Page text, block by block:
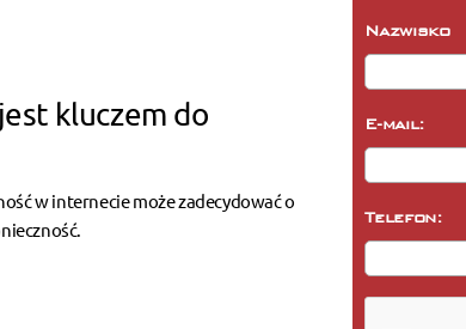
kluczem do
w internecie może zadecydować o
Nazwisko
E-mail:
Telefon: